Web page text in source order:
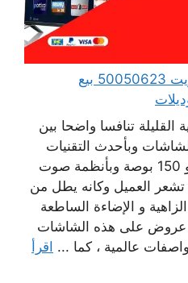
بيع تلفزيونات شاشات الكويت 50050623 بيع
القليلة تنافسا واضحا بين
وبأحدث التقنيات
وبأحجام متنوعة تصل 140و 150 بوصة وبأنظمة صوت
تشعر العميل وكانه يطل من
الزاهية و الإضاءة الساطعة
عروض على هذه الشاشات
عالمية ، كما ... اقرأ